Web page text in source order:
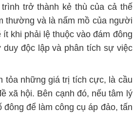
trở thành kẻ thù của cả thế
thường và là nấm mồ của người
ít khi phải lệ thuộc vào đám đông
độc lập và phân tích sự việc
tỏa những giá trị tích cực, là cầu
xã hội. Bên cạnh đó, nếu tâm lý
để làm công cụ áp đảo, tấn